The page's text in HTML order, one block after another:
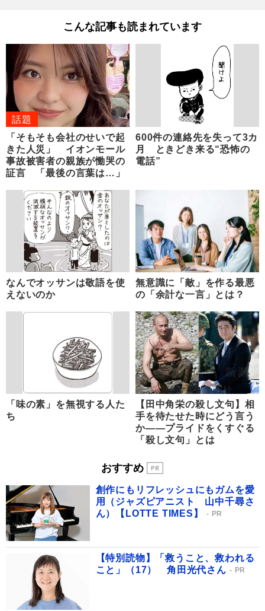
こんな記事も読まれています
話題
「そもそも会社のせいで起
きた人災」 イオンモール
事故被害者の親族が慟哭の
証言 「最後の言葉は…」
600件の連絡先を失って3カ
月 ときどき来る“恐怖の
電話”
なんでオッサンは敬語を使
えないのか
無意識に「敵」を作る最悪
の「余計な一言」とは？
「味の素」を無視する人た
ち
【田中角栄の殺し文句】相
手を待たせた時にどう言う
か――プライドをくすぐる
「殺し文句」とは
おすすめ
創作にもリフレッシュにもガムを愛
用（ジャズピアニスト 山中千尋さ
ん）【LOTTE TIMES】
PR
【特別読物】「救うこと、救われる
こと」（17） 角田光代さん
PR